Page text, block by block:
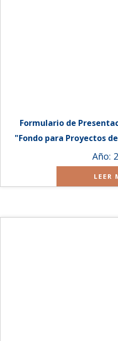
Formulario de
"Fondo para Proyectos
año
Año:
LEER